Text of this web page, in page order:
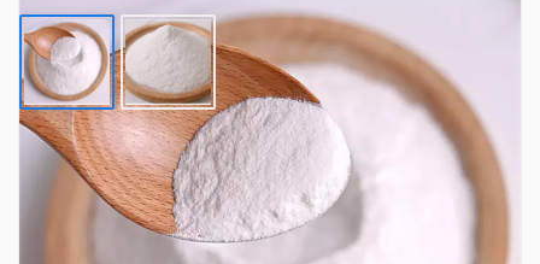
Grado Farmacéutico CAS 9004-32-4 Del
Sodio De La Carboximetilcelulosa Del
CMC es un tipo de éter de celulosa importante y un buen compuesto